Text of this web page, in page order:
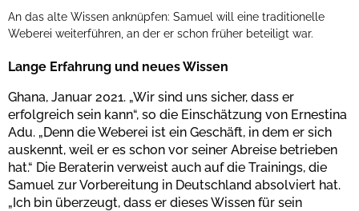
An das alte Wissen anknüpfen: Samuel will eine traditionelle
Weberei weiterführen, an der er schon früher beteiligt war.
Lange Erfahrung und neues Wissen
Ghana, Januar 2021. „Wir sind uns sicher, dass er
erfolgreich sein kann“, so die Einschätzung von Ernestina
Adu. „Denn die Weberei ist ein Geschäft, in dem er sich
auskennt, weil er es schon vor seiner Abreise betrieben
hat.“ Die Beraterin verweist auch auf die Trainings, die
Samuel zur Vorbereitung in Deutschland absolviert hat.
„Ich bin überzeugt, dass er dieses Wissen für sein